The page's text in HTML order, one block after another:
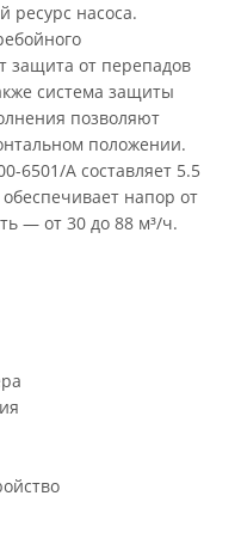
ресурс насоса.
защита от перепадов
система защиты
позволяют
положении.
6501/A составляет 5.5
напор от
— от 30 до 88 м³/ч.